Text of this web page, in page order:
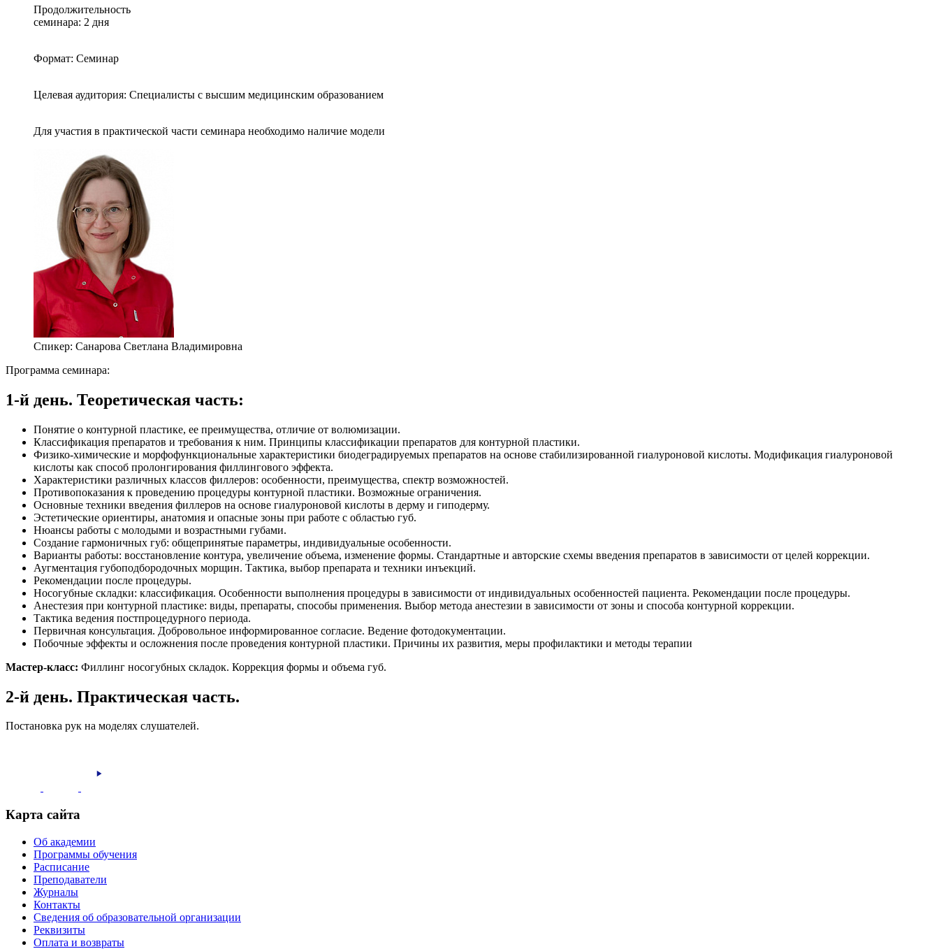
Продолжительность
семинара: 2 дня
Формат: Семинар
Целевая аудитория: Специалисты с высшим медицинским образованием
Для участия в практической части семинара необходимо наличие модели
Спикер: Санарова Светлана Владимировна
Программа семинара:
1-й день. Теоретическая часть:
Понятие о контурной пластике, ее преимущества, отличие от волюмизации.
Классификация препаратов и требования к ним. Принципы классификации препаратов для контурной пластики.
Физико-химические и морфофункциональные характеристики биодеградируемых препаратов на основе стабилизированной гиалуроновой кислоты. Модификация гиалуроновой
кислоты как способ пролонгирования филлингового эффекта.
Характеристики различных классов филлеров: особенности, преимущества, спектр возможностей.
Противопоказания к проведению процедуры контурной пластики. Возможные ограничения.
Основные техники введения филлеров на основе гиалуроновой кислоты в дерму и гиподерму.
Эстетические ориентиры, анатомия и опасные зоны при работе с областью губ.
Нюансы работы с молодыми и возрастными губами.
Создание гармоничных губ: общепринятые параметры, индивидуальные особенности.
Варианты работы: восстановление контура, увеличение объема, изменение формы. Стандартные и авторские схемы введения препаратов в зависимости от целей коррекции.
Аугментация губоподбородочных морщин. Тактика, выбор препарата и техники инъекций.
Рекомендации после процедуры.
Носогубные складки: классификация. Особенности выполнения процедуры в зависимости от индивидуальных особенностей пациента. Рекомендации после процедуры.
Анестезия при контурной пластике: виды, препараты, способы применения. Выбор метода анестезии в зависимости от зоны и способа контурной коррекции.
Тактика ведения постпроцедурного периода.
Первичная консультация. Добровольное информированное согласие. Ведение фотодокументации.
Побочные эффекты и осложнения после проведения контурной пластики. Причины их развития, меры профилактики и методы терапии
Мастер-класс: Филлинг носогубных складок. Коррекция формы и объема губ.
2-й день. Практическая часть.
Постановка рук на моделях слушателей.
Карта сайта
Об академии
Программы обучения
Расписание
Преподаватели
Журналы
Контакты
Сведения об образовательной организации
Реквизиты
Оплата и возвраты